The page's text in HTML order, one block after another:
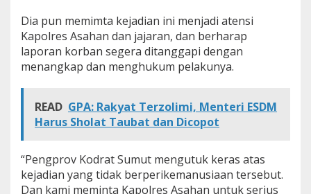
Dia pun memimta kejadian ini menjadi atensi
Kapolres Asahan dan jajaran, dan berharap
laporan korban segera ditanggapi dengan
menangkap dan menghukum pelakunya.
READ GPA: Rakyat Terzolimi, Menteri ESDM
Harus Sholat Taubat dan Dicopot
“Pengprov Kodrat Sumut mengutuk keras atas
kejadian yang tidak berperikemanusiaan tersebut.
Dan kami meminta Kapolres Asahan untuk serius